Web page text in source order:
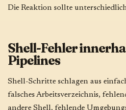
Die Reaktion sollte
Shell-Fehler
Pipelines
Shell-Schritte schlagen aus
falsches Arbeitsverzeichnis,
andere Shell, fehlende